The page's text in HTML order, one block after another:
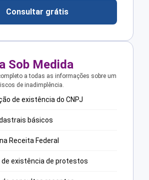
Consultar grátis
Sob Medida
a todas as informações sobre um
de inadimplência.
de existência do CNPJ
básicos
Receita Federal
de existência de protestos